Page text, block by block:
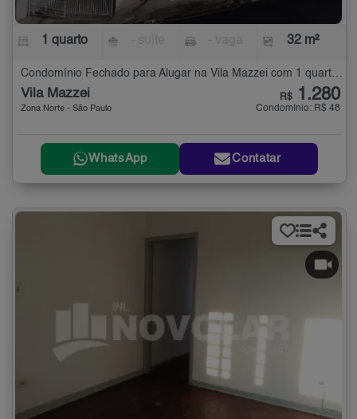
1 quarto 32 m²
Condomínio Fechado para Alugar na Vila Mazzei com 1 quarto - 32 m²
Vila Mazzei
Zona Norte - São Paulo
R$ 1.280
Condomínio: R$ 48
WhatsApp Contatar